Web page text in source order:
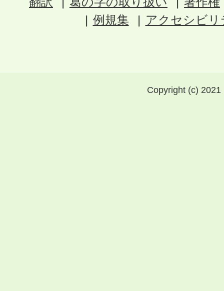
例規集
アクセシビ
Copyright (c)